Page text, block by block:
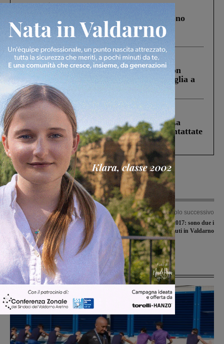
Un anno fa la strage in A1 in cui morirono
Gianni, Giulia e Franco. Lo schianto, il
processo, lo stop ai sorpassi fra tir....
Cronaca 3 Agosto 2026
Scomparso da una struttura di Castiglion
Fiorentino l’uomo che aveva ucciso la figlia a
Levane nel 2020
Cronaca 5 Agosto 2026
Continuano le ricerche di Miah Billal. La
Prefettura: “In caso di avvistamento contattate
il 112”
Articolo precedente
Quando la calza della Befana
attraversa un intero paese: ancora
una Epifania da record a Reggello
Articolo successivo
Lotteria Italia 2017: sono due i
biglietti vincenti venduti in Valdarno
Ultime Notizie